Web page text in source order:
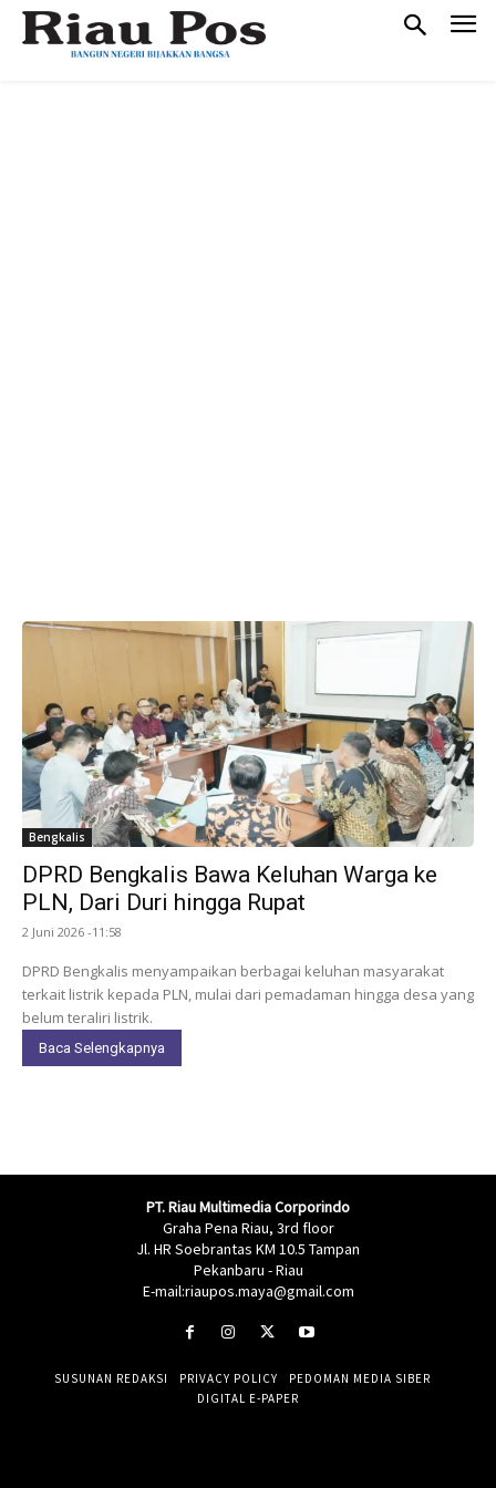
Bengkalis
DPRD Bengkalis Bawa Keluhan Warga ke
PLN, Dari Duri hingga Rupat
2 Juni 2026 -11:58
DPRD Bengkalis menyampaikan berbagai keluhan masyarakat
terkait listrik kepada PLN, mulai dari pemadaman hingga desa yang
belum teraliri listrik.
Baca Selengkapnya
PT. Riau Multimedia Corporindo
Graha Pena Riau, 3rd floor
Jl. HR Soebrantas KM 10.5 Tampan
Pekanbaru - Riau
E-mail:riaupos.maya@gmail.com
SUSUNAN REDAKSI PRIVACY POLICY
PEDOMAN MEDIA SIBER
DIGITAL E-PAPER